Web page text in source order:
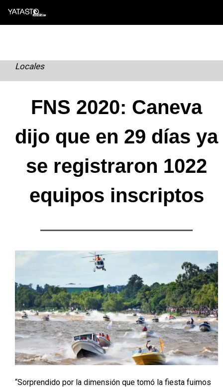
Skip
Locales
FNS 2020: Caneva
dijo que en 29 días ya
se registraron 1022
equipos inscriptos
“Sorprendido por la dimensión que tomó la fiesta fuimos